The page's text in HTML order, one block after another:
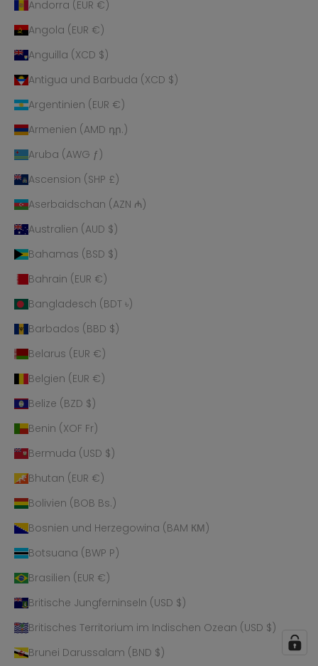
Andorra (EUR €)
Angola (EUR €)
Anguilla (XCD $)
Antigua und Barbuda (XCD $)
Argentinien (EUR €)
Armenien (AMD դր.)
Aruba (AWG ƒ)
Ascension (SHP £)
Aserbaidschan (AZN ₼)
Australien (AUD $)
Bahamas (BSD $)
Bahrain (EUR €)
Bangladesch (BDT ৳)
Barbados (BBD $)
Belarus (EUR €)
Belgien (EUR €)
Belize (BZD $)
Benin (XOF Fr)
Bermuda (USD $)
Bhutan (EUR €)
Bolivien (BOB Bs.)
Bosnien und Herzegowina (BAM КМ)
Botsuana (BWP P)
Brasilien (EUR €)
Britische Jungferninseln (USD $)
Britisches Territorium im Indischen Ozean (USD $)
Brunei Darussalam (BND $)